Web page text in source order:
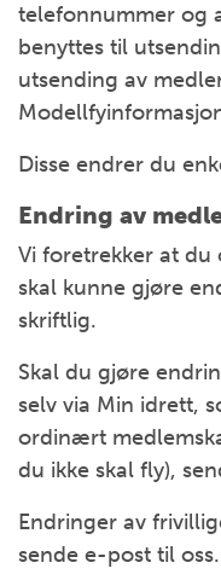
telefonnummer og
benyttes til
utsending av
Disse endrer du
Endring av
Vi foretrekker at
skal kunne gjøre
skriftlig.
Skal du gjøre
selv via Min idrett,
ordinært
du ikke skal fly),
Endringer av
sende e-post til oss.